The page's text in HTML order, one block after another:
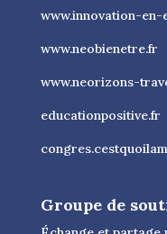
www.innovation-en-
www.neobienetre.fr
www.neorizons-
educationpositive.fr
Groupe de